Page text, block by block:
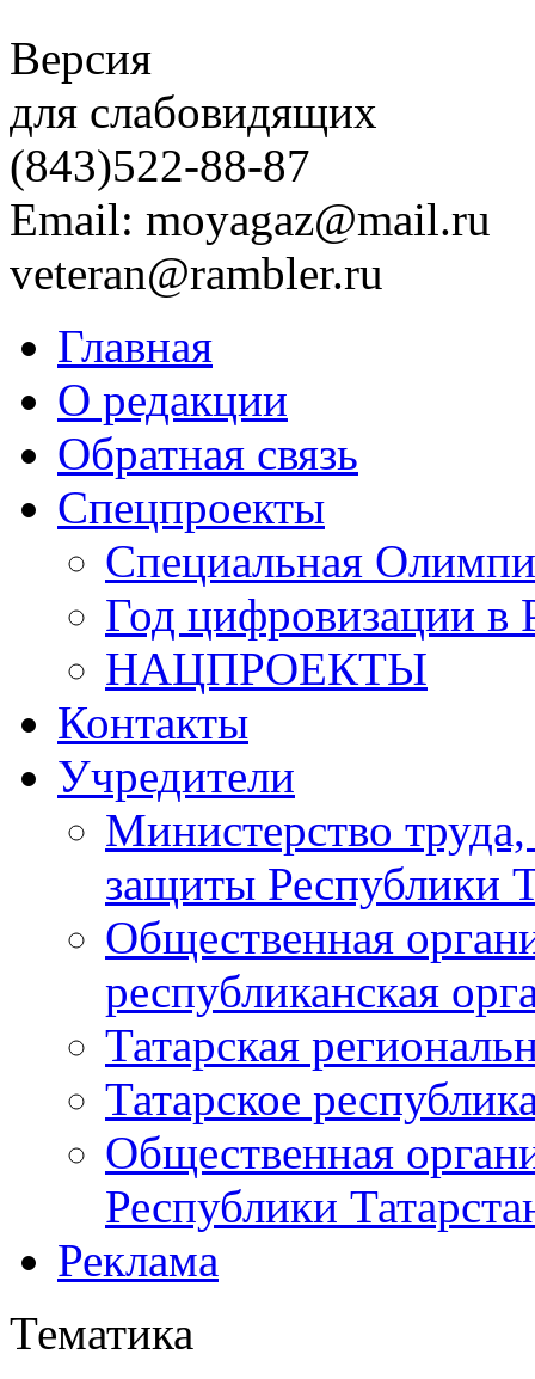
Версия
для слабовидящих
(843)522-88-87
Email: moyagaz@mail.ru
veteran@rambler.ru
Главная
О редакции
Обратная связь
Спецпроекты
Специальная
Год цифровизации в
НАЦПРОЕКТЫ
Контакты
Учредители
Министерство
защиты Республики
Общественная
республиканская
Татарская
Татарское
Общественная
Республики
Реклама
Тематика